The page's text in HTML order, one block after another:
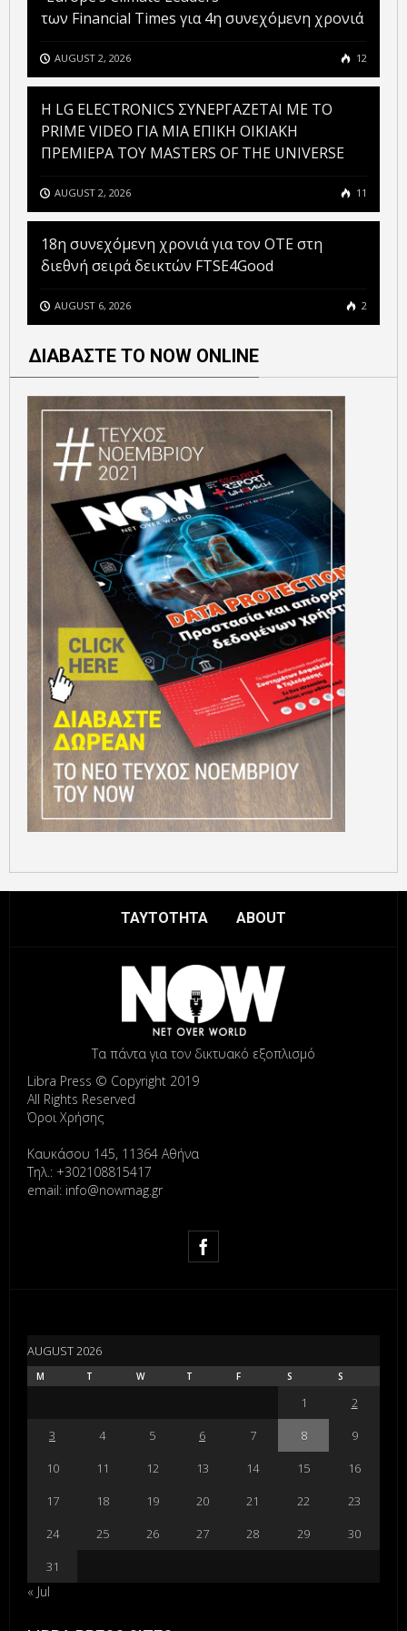
των Financial Times για 4η συνεχόμενη χρονιά
AUGUST 2, 2026 12
H LG ELECTRONICS ΣΥΝΕΡΓΑΖΕΤΑΙ ΜΕ ΤΟ
PRIME VIDEO ΓΙΑ ΜΙΑ ΕΠΙΚΗ ΟΙΚΙΑΚΗ
ΠΡΕΜΙΕΡΑ ΤΟΥ MASTERS OF THE UNIVERSE
AUGUST 2, 2026 11
18η συνεχόμενη χρονιά για τον ΟΤΕ στη
διεθνή σειρά δεικτών FTSE4Good
AUGUST 6, 2026 2
ΔΙΑΒΑΣΤΕ ΤΟ NOW ONLINE
ΤΑΥΤΟΤΗΤΑ ABOUT
Τα πάντα για τον δικτυακό εξοπλισμό
Libra Press © Copyright 2019
All Rights Reserved
Όροι Χρήσης
Καυκάσου 145, 11364 Αθήνα
Τηλ.: +302108815417
email: info@nowmag.gr
AUGUST 2026
M T W T F S S
1
2
3
4 5 6 7 8
9
10
11 12 13 14 15
16
17
18 19 20 21 22
23
24
25 26 27 28 29
30
31
« Jul